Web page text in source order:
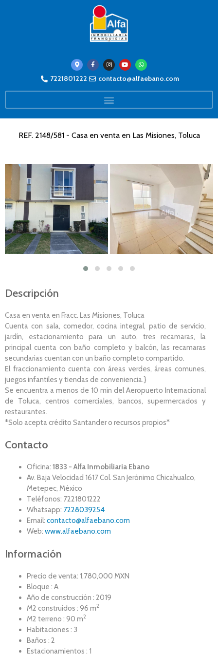
7221801222 contacto@alfaebano.com
REF. 2148/581 - Casa en venta en Las Misiones, Toluca
Descripción
Casa en venta en Fracc. Las Misiones, Toluca
Cuenta con sala, comedor, cocina integral, patio de servicio,
jardín, estacionamiento para un auto, tres recamaras, la
principal cuenta con baño completo y balcón, las recamaras
secundarias cuentan con un baño completo compartido.
El fraccionamiento cuenta con áreas verdes, áreas comunes,
juegos infantiles y tiendas de conveniencia.}
Se encuentra a menos de 10 min del Aeropuerto Internacional
de Toluca, centros comerciales, bancos, supermercados y
restaurantes.
*Solo acepta crédito Santander o recursos propios*
Contacto
Oficina: 1833 - Alfa Inmobiliaria Ebano
Av. Baja Velocidad 1617 Col. San Jerónimo Chicahualco,
Metepec, México
Teléfonos: 7221801222
Whatsapp: 7228039254
Email: contacto@alfaebano.com
Web: www.alfaebano.com
Información
Precio de venta: 1,780,000 MXN
Bloque : A
Año de construcción : 2019
M2 construidos : 96 m2
M2 terreno : 90 m2
Habitaciones : 3
Baños : 2
Estacionamientos : 1